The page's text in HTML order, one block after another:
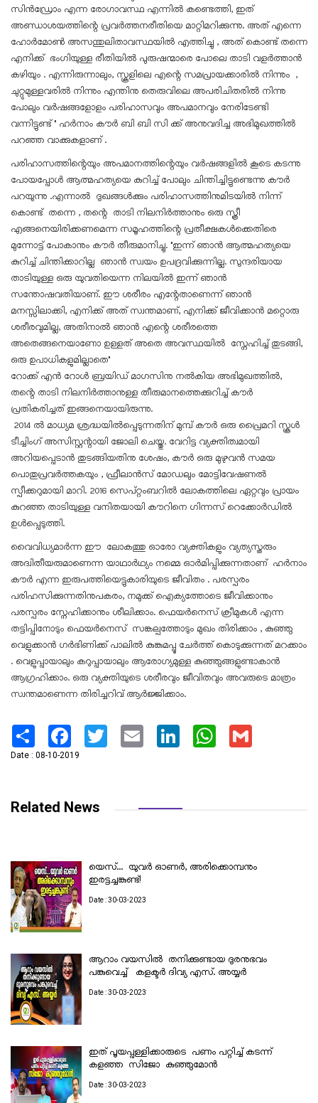
സിൻഡ്രോം എന്ന രോഗാവസ്ഥ എന്നിൽ കണ്ടെത്തി, ഇത്
അണ്ഡാശയത്തിന്റെ പ്രവർത്തനരീതിയെ മാറ്റിമറിക്കുന്നു. അത് എന്നെ
ഹോർമോൺ അസന്തുലിതാവസ്ഥയിൽ എത്തിച്ചു , അത് കൊണ്ട് തന്നെ
എനിക്ക് ഭംഗിയുള്ള രീതിയിൽ പുരുഷന്മാരെ പോലെ താടി വളർത്താൻ
കഴിയും . എന്നിരുന്നാലും, സ്കൂളിലെ എന്റെ സമപ്രായക്കാരിൽ നിന്നും ,
ചുറ്റുമുള്ളവരിൽ നിന്നും എന്തിനു തെരുവിലെ അപരിചിതരിൽ നിന്നു
പോലും വർഷങ്ങളോളം പരിഹാസവും അപമാനവും നേരിടേണ്ടി
വന്നിട്ടുണ്ട് " ഹർനാം കൗർ ബി ബി സി ക്ക് അനുവദിച്ച അഭിമുഖത്തിൽ
പറഞ്ഞ വാക്കുകളാണ് .
പരിഹാസത്തിന്റെയും അപമാനത്തിന്റെയും വർഷങ്ങളിൽ കൂടെ കടന്നു
പോയപ്പോൾ ആത്മഹത്യയെ കുറിച്ച് പോലും ചിന്തിച്ചിട്ടുണ്ടെന്നു കൗർ
പറയുന്നു .എന്നാൽ ദുഖങ്ങൾക്കും പരിഹാസത്തിനുമിടയിൽ നിന്ന്
കൊണ്ട് തന്നെ , തന്റെ താടി നിലനിർത്താനും ഒരു സ്ത്രീ
എങ്ങനെയിരിക്കണമെന്ന സമൂഹത്തിന്റെ പ്രതീക്ഷകൾക്കെതിരെ
മുന്നോട്ട് പോകാനും കൗർ തീരുമാനിച്ചു. "ഇന്ന് ഞാൻ ആത്മഹത്യയെ
കുറിച്ച് ചിന്തിക്കാറില്ല ഞാൻ സ്വയം ഉപദ്രവിക്കുന്നില്ല. സുന്ദരിയായ
താടിയുള്ള ഒരു യുവതിയെന്ന നിലയിൽ ഇന്ന് ഞാൻ
സന്തോഷവതിയാണ്. ഈ ശരീരം എന്റേതാണെന്ന് ഞാൻ
മനസ്സിലാക്കി, എനിക്ക് അത് സ്വന്തമാണ്, എനിക്ക് ജീവിക്കാൻ മറ്റൊരു
ശരീരവുമില്ല, അതിനാൽ ഞാൻ എന്റെ ശരീരത്തെ
അതെങ്ങനെയാണോ ഉള്ളത് അതെ അവസ്ഥയിൽ സ്നേഹിച്ച്‌ തുടങ്ങി,
ഒരു ഉപാധികളുമില്ലാതെ"
റോക്ക് എൻ റോൾ ബ്രയിഡ് മാഗസിനു നൽകിയ അഭിമുഖത്തിൽ,
തന്റെ താടി നിലനിർത്താനുള്ള തീരുമാനത്തെക്കുറിച്ച് കൗർ
പ്രതികരിച്ചത് ഇങ്ങനെയായിരുന്നു.
2014 ൽ മാധ്യമ ശ്രദ്ധയിൽപ്പെടുന്നതിന് മുമ്പ് കൗർ ഒരു പ്രൈമറി സ്കൂൾ
ടീച്ചിംഗ് അസിസ്റ്റന്റായി ജോലി ചെയ്തു. വേറിട്ട വ്യക്തിത്വമായി
അറിയപ്പെടാൻ തുടങ്ങിയതിനു ശേഷം, കൗർ ഒരു മുഴുവൻ സമയ
പൊതുപ്രവർത്തകയും , ഫ്രീലാൻസ് മോഡലും മോട്ടിവേഷണൽ
സ്പീക്കറുമായി മാറി. 2016 സെപ്റ്റംബറിൽ ലോകത്തിലെ ഏറ്റവും പ്രായം
കുറഞ്ഞ താടിയുള്ള വനിതയായി കൗറിനെ ഗിന്നസ് റെക്കോർഡിൽ
ഉൾപ്പെടുത്തി.
വൈവിധ്യമാർന്ന ഈ ലോകത്തു ഓരോ വ്യക്തികളും വ്യത്യസ്തരും
അദ്വിതീയരുമാണെന്ന യാഥാർഥ്യം നമ്മെ ഓർമിപ്പിക്കുന്നതാണ് ഹർനാം
കൗർ എന്ന ഇരുപത്തിയെട്ടുകാരിയുടെ ജീവിതം . പരസ്പരം
പരിഹസിക്കുന്നതിനുപകരം, നമുക്ക് ഐക്യത്തോടെ ജീവിക്കാനും
പരസ്പരം സ്നേഹിക്കാനും ശീലിക്കാം. ഫെയർനെസ് ക്രീമുകൾ എന്ന
തട്ടിപ്പിനോടും ഫെയർനെസ് സങ്കല്പത്തോടും മുഖം തിരിക്കാം , കുഞ്ഞു
വെളുക്കാൻ ഗർഭിണിക്ക് പാലിൽ കുങ്കുമപ്പൂ ചേർത്ത് കൊടുക്കുന്നത് മറക്കാം
. വെളുപ്പായാലും കറുപ്പായാലും ആരോഗ്യമുള്ള കുഞ്ഞുങ്ങളുണ്ടാകാൻ
ആഗ്രഹിക്കാം. ഒരു വ്യക്തിയുടെ ശരീരവും ജീവിതവും അവരുടെ മാത്രം
സ്വന്തമാണെന്ന തിരിച്ചറിവ് ആർജ്ജിക്കാം.
Share Facebook Twitter Email LinkedIn WhatsApp
Date : 08-10-2019
Related News
യെസ്... യുവർ ഓണർ, അരിക്കൊമ്പനും
ഇരട്ടച്ചങ്കുണ്ട്!
Date : 30-03-2023
ആറാം വയസിൽ തനിക്കുണ്ടായ ദുരനുഭവം
പങ്കുവെച്ച് കളക്ടര്‍ ദിവ്യ എസ്. അയ്യര്‍
Date : 30-03-2023
ഇത് പൂയപ്പള്ളിക്കാരുടെ പണം പറ്റിച്ച് കടന്ന്
കളഞ്ഞ സിജോ കുഞ്ഞുമോൻ
Date : 30-03-2023